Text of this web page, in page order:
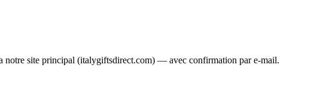
notre site principal (italygiftsdirect.com) — avec confirmation par e-mail.